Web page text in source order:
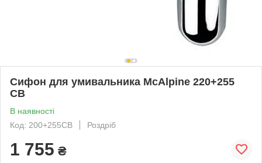
Сифон для умивальника McAlpine 220+255
СВ
В наявності
Код: 200+255CB
Роздріб
1 755 ₴